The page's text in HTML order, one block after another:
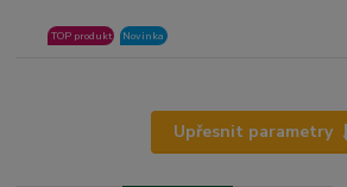
TOP produkt Novinka
Upřesnit parametry